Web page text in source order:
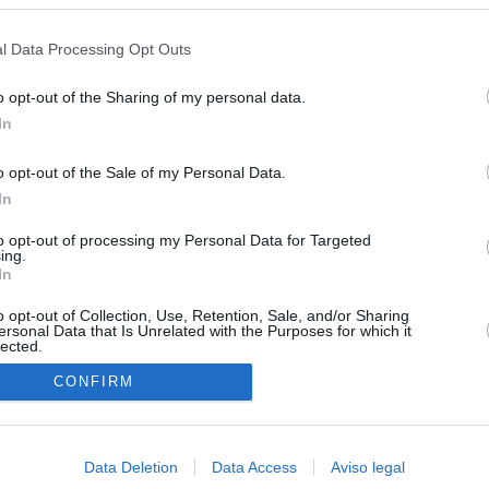
Data Processing Opt Outs
opt-out of the Sharing of my personal data.
opt-out of the Sale of my Personal Data.
opt-out of processing my Personal Data for Targeted
opt-out of Collection, Use, Retention, Sale, and/or Sharing
Data that Is Unrelated with the Purposes for which it
CONFIRM
Data Deletion Data Access Aviso legal
15 de agosto: "No aceptamos imposiciones"
contra las comunidades que no acojan a los menores
sobre el PP por la acogida de los menores de Ceuta en las
Compromís denuncia a Figaredo ante la Fiscalía del Supremo
el intento del PP de que los ministros acudan al Senado en